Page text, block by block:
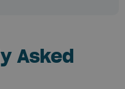
Asked